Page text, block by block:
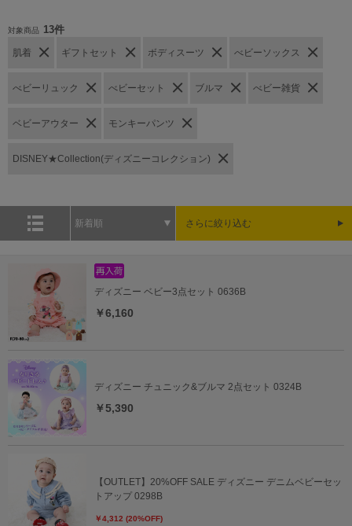
対象商品 13件
肌着 ギフトセット ボディスーツ べビーソックス
べビーリュック べビーセット ブルマ べビー雑貨
ベビーアウター モンキーパンツ
DISNEY★Collection(ディズニーコレクション)
新着順 さらに絞り込む
ディズニー ベビー3点セット 0636B
￥6,160
ディズニー チュニック&ブルマ 2点セット 0324B
￥5,390
【OUTLET】20%OFF SALE ディズニー デニムベビーセッ
トアップ 0298B
￥4,312 (20%OFF)